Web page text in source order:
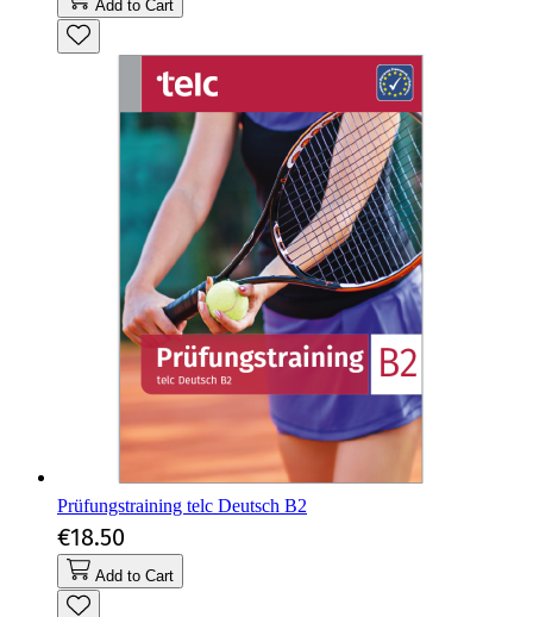
Add to Cart
Prüfungstraining telc Deutsch B2
€18.50
Add to Cart